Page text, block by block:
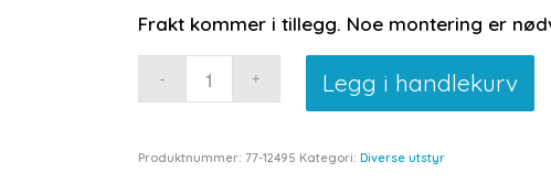
Frakt kommer i tillegg. Noe montering er
Legg i handlekurv
Produktnummer: 77-12495 Kategori: Diverse utstyr